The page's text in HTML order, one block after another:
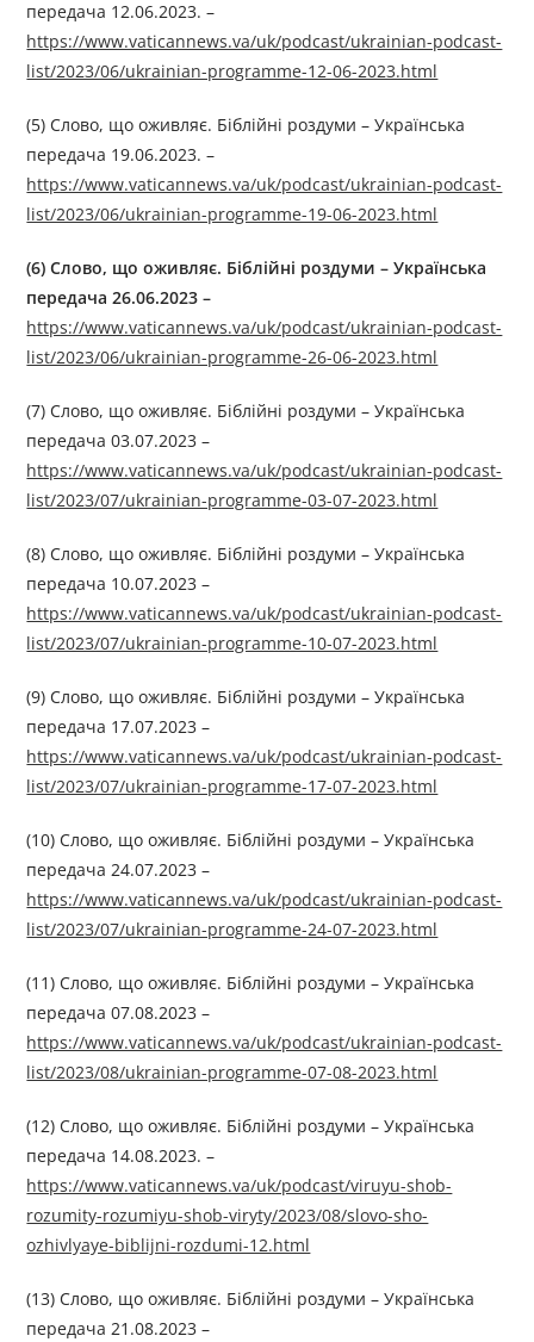
передача 12.06.2023. –
https://www.vaticannews.va/uk/podcast/ukrainian-podcast-
list/2023/06/ukrainian-programme-12-06-2023.html
(5) Слово, що оживляє. Біблійні роздуми – Українська
передача 19.06.2023. –
https://www.vaticannews.va/uk/podcast/ukrainian-podcast-
list/2023/06/ukrainian-programme-19-06-2023.html
(6) Слово, що оживляє. Біблійні роздуми –Українська
передача 26.06.2023 –
https://www.vaticannews.va/uk/podcast/ukrainian-podcast-
list/2023/06/ukrainian-programme-26-06-2023.html
(7) Слово, що оживляє. Біблійні роздуми – Українська
передача 03.07.2023 –
https://www.vaticannews.va/uk/podcast/ukrainian-podcast-
list/2023/07/ukrainian-programme-03-07-2023.html
(8) Слово, що оживляє. Біблійні роздуми – Українська
передача 10.07.2023 –
https://www.vaticannews.va/uk/podcast/ukrainian-podcast-
list/2023/07/ukrainian-programme-10-07-2023.html
(9) Слово, що оживляє. Біблійні роздуми – Українська
передача 17.07.2023 –
https://www.vaticannews.va/uk/podcast/ukrainian-podcast-
list/2023/07/ukrainian-programme-17-07-2023.html
(10) Слово, що оживляє. Біблійні роздуми – Українська
передача 24.07.2023 –
https://www.vaticannews.va/uk/podcast/ukrainian-podcast-
list/2023/07/ukrainian-programme-24-07-2023.html
(11) Слово, що оживляє. Біблійні роздуми – Українська
передача 07.08.2023 –
https://www.vaticannews.va/uk/podcast/ukrainian-podcast-
list/2023/08/ukrainian-programme-07-08-2023.html
(12) Слово, що оживляє. Біблійні роздуми – Українська
передача 14.08.2023. –
https://www.vaticannews.va/uk/podcast/viruyu-shob-
rozumity-rozumiyu-shob-viryty/2023/08/slovo-sho-
ozhivlyaye-biblijni-rozdumi-12.html
(13) Слово, що оживляє. Біблійні роздуми – Українська
передача 21.08.2023 –